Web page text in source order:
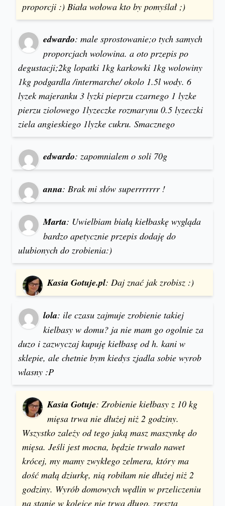
proporcji :) Biała wołowa kto by pomyślał ;)
edwardo: male sprostowanie;o tych samych
proporcjach wolowina. a oto przepis po
degustacji;2kg lopatki 1kg karkowki 1kg wolowiny
1kg podgardla /intermarche/ okolo 1.5l wody. 6
lyzek majeranku 3 lyzki pieprzu czarnego 1 lyzke
pierzu ziolowego 1lyzeczke rozmarynu 0.5 lyzeczki
ziela angieskiego 1lyzke cukru. Smacznego
edwardo: zapomnialem o soli 70g
anna: Brak mi słów superrrrrrr !
Marta: Uwielbiam białą kiełbaskę wygląda
bardzo apetycznie przepis dodaję do
ulubionych do zrobienia:)
Kasia Gotuje.pl: Daj znać jak zrobisz :)
lola: ile czasu zajmuje zrobienie takiej
kielbasy w domu? ja nie mam go ogolnie za
duzo i zazwyczaj kupuję kiełbasę od h. kani w
sklepie, ale chetnie bym kiedys zjadla sobie wyrob
wlasny :P
Kasia Gotuje: Zrobienie kiełbasy z 10 kg
mięsa trwa nie dłużej niż 2 godziny.
Wszystko zależy od tego jaką masz maszynkę do
mięsa. Jeśli jest mocna, będzie trwało nawet
krócej, my mamy zwykłego zelmera, który ma
dość małą dziurkę, nią robiłam nie dłużej niż 2
godziny. Wyrób domowych wędlin w przeliczeniu
na stanie w kolejce nie trwa długo, zresztą